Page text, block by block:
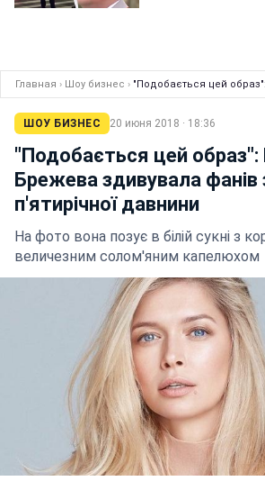
Главная › Шоу бизнес › "Подобається цей
ШОУ БИЗНЕС 20 июня 2018 · 18:36
"Подобається цей образ":
Брежева здивувала фанів
п'ятирічної давнини
На фото вона позує в білій сукні з
величезним солом'яним капелюхом